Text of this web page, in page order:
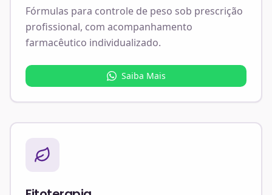
Fórmulas para controle de peso sob prescrição
profissional, com acompanhamento
farmacêutico individualizado.
Saiba Mais